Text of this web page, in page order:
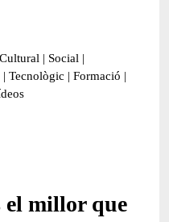
Cultural | Social |
| Tecnològic | Formació |
el millor que